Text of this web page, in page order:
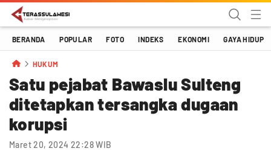
Terassulawesi
Kabar Menginspirasi
BERANDA POPULAR FOTO INDEKS EKONOMI GAYA HIDUP
HUKUM
Satu pejabat Bawaslu Sulteng
ditetapkan tersangka dugaan
korupsi
Maret 20, 2024 22:28 WIB